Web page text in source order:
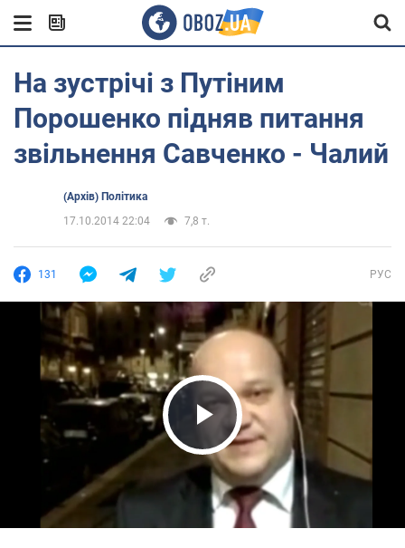
На зустрічі з Путіним
Порошенко підняв питання
звільнення Савченко - Чалий
(Архів) Політика
17.10.2014 22:04
7,8 т.
131 РУС
Play Video